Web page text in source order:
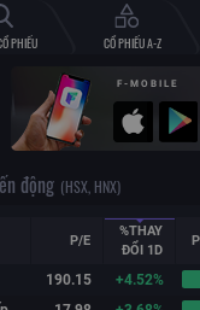
PHIẾU CỔ PHIẾU A-Z
F-MOBILE
động (HSX, HNX)
P/E
%THAY
ĐỔI 1D
190.15 +4.52%
Fialda xin trân trọng cảm ơn
cực của các bạn trong thời